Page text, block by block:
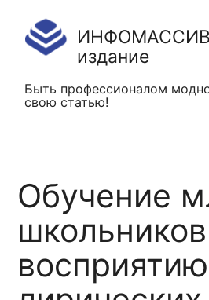
ИНФОМАССИВ
издание
Быть профессионалом
свою статью!
Обучение
школьников
восприятию